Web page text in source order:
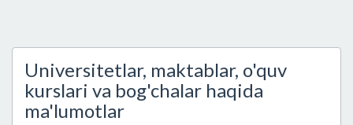
Universitetlar, maktablar, o'quv
kurslari va bog'chalar haqida
ma'lumotlar